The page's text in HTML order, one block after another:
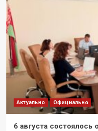
Актуально Официально
6 августа